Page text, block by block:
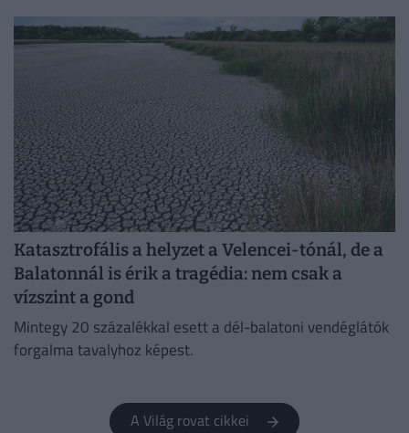
Katasztrofális a helyzet a Velencei-tónál, de a
Balatonnál is érik a tragédia: nem csak a
vízszint a gond
Mintegy 20 százalékkal esett a dél-balatoni vendéglátók
forgalma tavalyhoz képest.
A Világ rovat cikkei